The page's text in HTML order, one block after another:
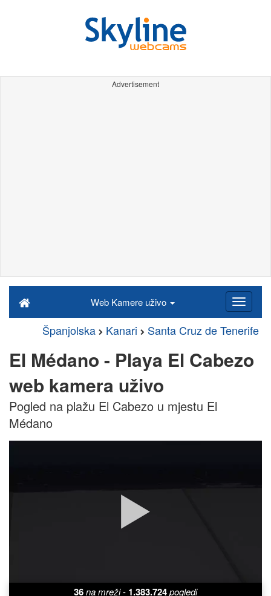
Advertisement
Web Kamere uživo
Španjolska Kanari Santa Cruz de Tenerife
El Médano - Playa El Cabezo
web kamera uživo
Pogled na plažu El Cabezo u mjestu El
Médano
36na mreži- 1.383.724pogledi